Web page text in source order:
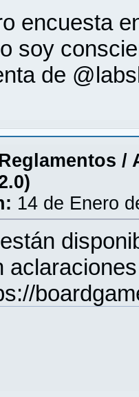
encuesta
soy
de
/
14 de Enero